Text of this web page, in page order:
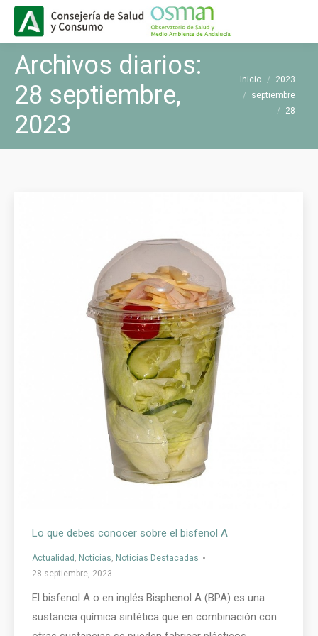
Archivos diarios:
28 septiembre,
2023
Estás aquí:
Inicio
2023
septiembre
28
Lo que debes conocer sobre el bisfenol A
Actualidad Noticias Noticias Destacadas
28 septiembre, 2023
El bisfenol A o en inglés Bisphenol A (BPA) es una
sustancia química sintética que en combinación con